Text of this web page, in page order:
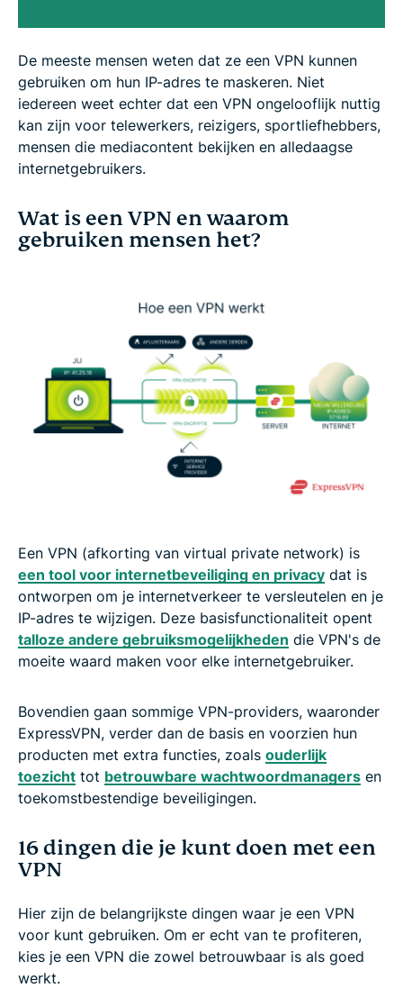
De meeste mensen weten dat ze een VPN kunnen
gebruiken om hun IP-adres te maskeren. Niet
iedereen weet echter dat een VPN ongelooflijk nuttig
kan zijn voor telewerkers, reizigers, sportliefhebbers,
mensen die mediacontent bekijken en alledaagse
internetgebruikers.
Wat is een VPN en waarom
gebruiken mensen het?
Een VPN (afkorting van virtual private network) is
een tool voor internetbeveiliging en privacy dat is
ontworpen om je internetverkeer te versleutelen en je
IP-adres te wijzigen. Deze basisfunctionaliteit opent
talloze andere gebruiksmogelijkheden die VPN's de
moeite waard maken voor elke internetgebruiker.
Bovendien gaan sommige VPN-providers, waaronder
ExpressVPN, verder dan de basis en voorzien hun
producten met extra functies, zoals ouderlijk
toezicht tot betrouwbare wachtwoordmanagers en
toekomstbestendige beveiligingen.
16 dingen die je kunt doen met een
VPN
Hier zijn de belangrijkste dingen waar je een VPN
voor kunt gebruiken. Om er echt van te profiteren,
kies je een VPN die zowel betrouwbaar is als goed
werkt.